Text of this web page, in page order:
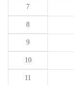
7
8
9
10
11